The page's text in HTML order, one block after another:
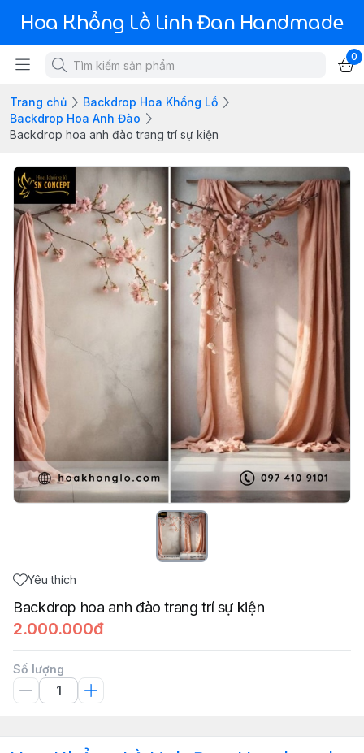
Hoa Khổng Lồ Linh Đan Handmade
0
Trang chủ
Backdrop Hoa Khổng Lồ
Backdrop Hoa Anh Đào
Backdrop hoa anh đào trang trí sự kiện
Yêu thích
Backdrop hoa anh đào trang trí sự kiện
2.000.000đ
Số lượng